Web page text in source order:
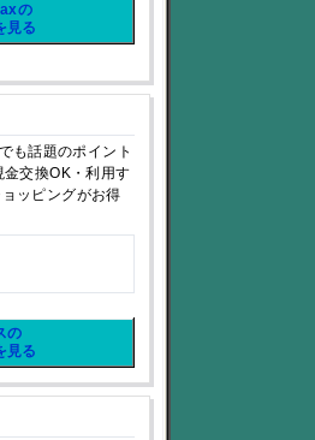
の
見る
も話題のポイント
交換OK・利用す
ッピングがお得
の
見る